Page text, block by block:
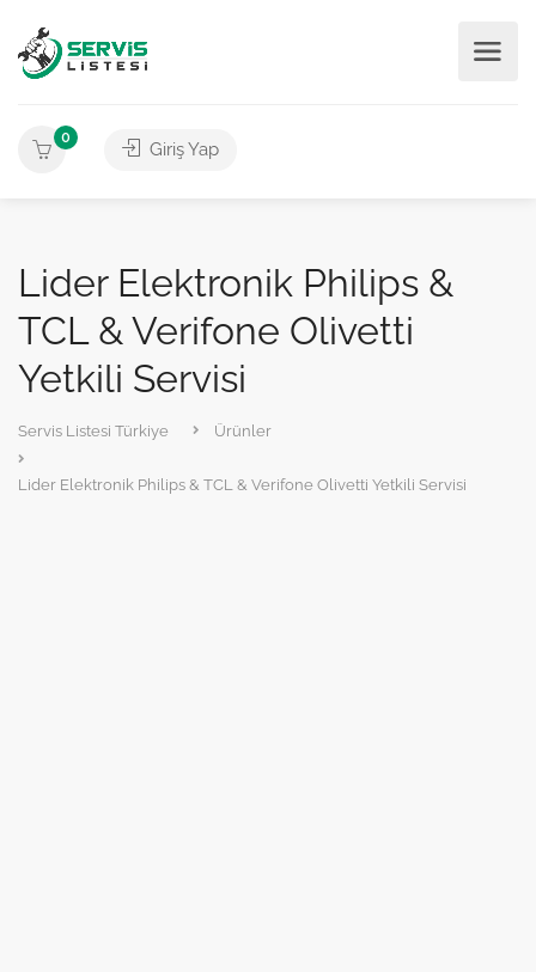
0
Giriş Yap
Lider Elektronik Philips &
TCL & Verifone Olivetti
Yetkili Servisi
Servis Listesi Türkiye Ürünler
Lider Elektronik Philips & TCL & Verifone Olivetti Yetkili Servisi